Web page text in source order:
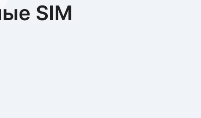
SIM